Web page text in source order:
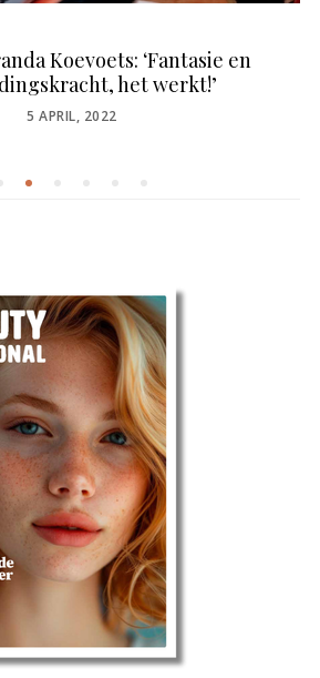
Koevoets: ‘Fantasie en
het werkt!’
POSTED
5 APRIL, 2022